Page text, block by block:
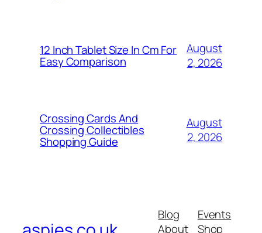
12 Inch Tablet Size In Cm For
Easy Comparison
August
2, 2026
Crossing Cards And
Crossing Collectibles
Shopping Guide
August
2, 2026
Blog
About
Events
Shop